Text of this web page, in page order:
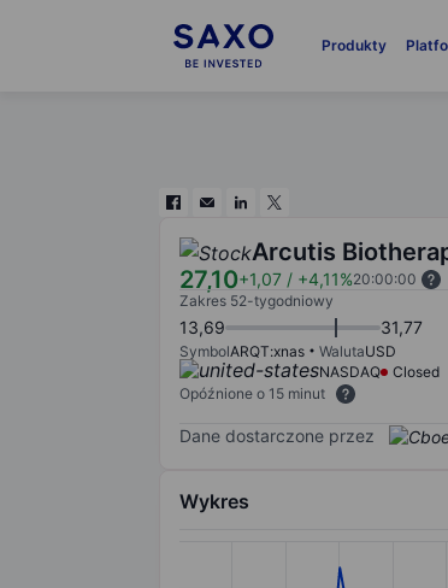
Produkty
Arcutis
27,10+1,07 / +4,11%20:00:00
Zakres 52-tygodniowy
13,69 31,77
SymbolARQT:xnas WalutaUSD
NASDAQ
Closed
Opóźnione o 15 minut
Dane dostarczone przez
Wykres